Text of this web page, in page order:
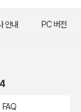
안내 PC 버전
FAQ